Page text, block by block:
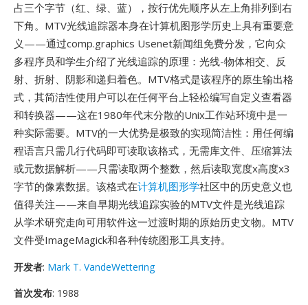
占三个字节（红、绿、蓝），按行优先顺序从左上角排列到右
下角。MTV光线追踪器本身在计算机图形学历史上具有重要意
义——通过comp.graphics Usenet新闻组免费分发，它向众
多程序员和学生介绍了光线追踪的原理：光线-物体相交、反
射、折射、阴影和递归着色。MTV格式是该程序的原生输出格
式，其简洁性使用户可以在任何平台上轻松编写自定义查看器
和转换器——这在1980年代末分散的Unix工作站环境中是一
种实际需要。MTV的一大优势是极致的实现简洁性：用任何编
程语言只需几行代码即可读取该格式，无需库文件、压缩算法
或元数据解析——只需读取两个整数，然后读取宽度x高度x3
字节的像素数据。该格式在计算机图形学社区中的历史意义也
值得关注——来自早期光线追踪实验的MTV文件是光线追踪
从学术研究走向可用软件这一过渡时期的原始历史文物。MTV
文件受ImageMagick和各种传统图形工具支持。
开发者: Mark T. VandeWettering
首次发布: 1988